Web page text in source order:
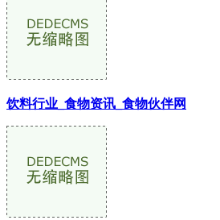
饮料行业_食物资讯_食物伙伴网